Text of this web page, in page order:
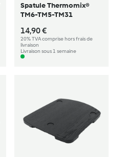
Spatule Thermomix®
TM6-TM5-TM31
14,90 €
20% TVA comprise hors frais de
livraison
Livraison sous 1 semaine